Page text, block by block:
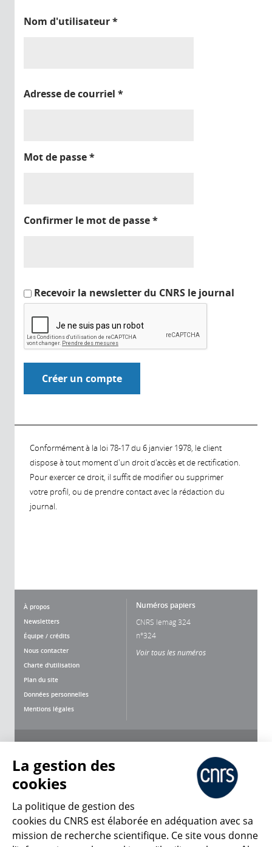
Nom d'utilisateur*
Adresse de courriel *
Mot de passe*
Confirmer le mot de passe*
Recevoir la newsletter du CNRS le journal
Conformément à la loi 78-17 du 6 janvier 1978, le client
dispose à tout moment d'un droit d'accès et de rectification.
Pour exercer ce droit, il suffit de modifier ou supprimer
votre profil, ou de prendre contact avec la rédaction du
journal.
À propos
Newsletters
Équipe / crédits
Nous contacter
Charte d'utilisation
Plan du site
Données personnelles
Mentions légales
Numéros papiers
CNRS lemag 324
n°324
Voir tous les numéros
CNRS Le Mag
La gestion des
cookies
La politique de gestion des
cookies du CNRS est élaborée en adéquation avec sa
mission de recherche scientifique. Ce site vous donne